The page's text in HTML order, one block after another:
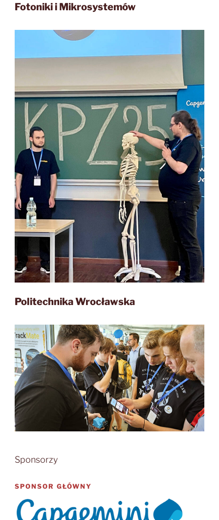
Fotoniki i Mikrosystemów
Politechnika Wrocławska
Sponsorzy
SPONSOR GŁÓWNY